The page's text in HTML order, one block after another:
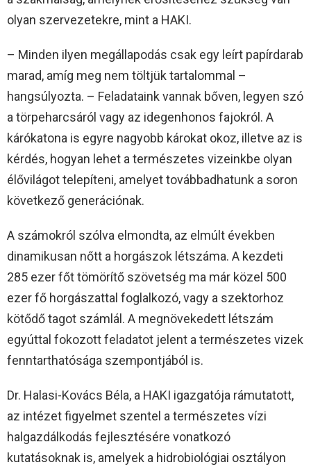
olyan szervezetekre, mint a HAKI.
– Minden ilyen megállapodás csak egy leírt papírdarab
marad, amíg meg nem töltjük tartalommal –
hangsúlyozta. – Feladataink vannak bőven, legyen szó
a törpeharcsáról vagy az idegenhonos fajokról. A
kárókatona is egyre nagyobb károkat okoz, illetve az is
kérdés, hogyan lehet a természetes vizeinkbe olyan
élővilágot telepíteni, amelyet továbbadhatunk a soron
következő generációnak.
A számokról szólva elmondta, az elmúlt években
dinamikusan nőtt a horgászok létszáma. A kezdeti
285 ezer főt tömörítő szövetség ma már közel 500
ezer fő horgászattal foglalkozó, vagy a szektorhoz
kötődő tagot számlál. A megnövekedett létszám
egyúttal fokozott feladatot jelent a természetes vizek
fenntarthatósága szempontjából is.
Dr. Halasi-Kovács Béla, a HAKI igazgatója rámutatott,
az intézet figyelmet szentel a természetes vízi
halgazdálkodás fejlesztésére vonatkozó
kutatásoknak is, amelyek a hidrobiológiai osztályon